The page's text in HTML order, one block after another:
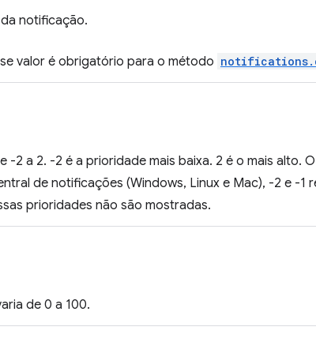
notificação.
valor é obrigatório para o método
-2 a 2. -2 é a prioridade mais baixa. 2 é o mais alto.
de notificações (Windows, Linux e Mac), -2 e -1
prioridades não são mostradas.
de 0 a 100.